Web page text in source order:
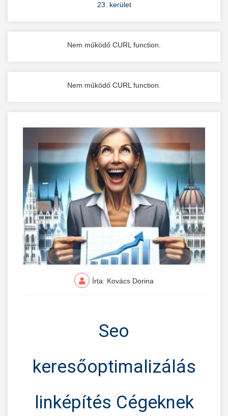
23. kerület
Nem működő CURL function.
Nem működő CURL function.
Írta: Kovács Dorina
Seo
keresőoptimalizálás
linképítés Cégeknek